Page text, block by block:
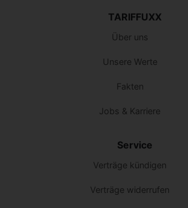
TARIFFUXX
Über uns
Unsere Werte
Fakten
Jobs & Karriere
Service
Verträge kündigen
Verträge widerrufen